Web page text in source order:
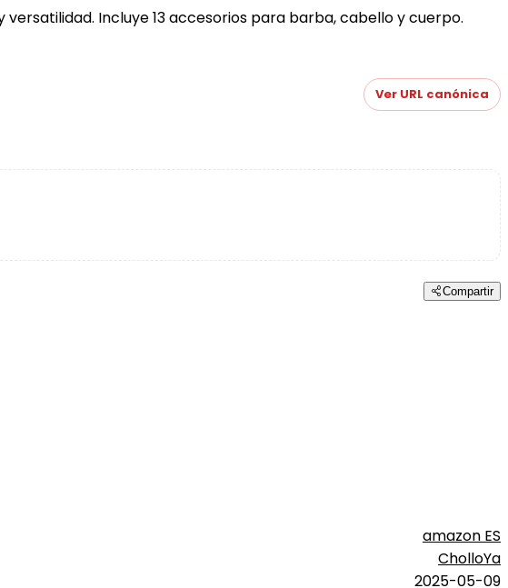
Incluye 13 accesorios para barba, cabello y cuerpo.
Ver URL canónica
Compartir
amazon ES
CholloYa
2025-05-09